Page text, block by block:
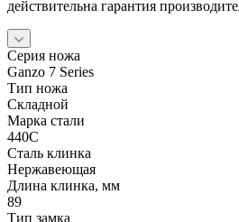
действительна гарантия
Серия ножа
Ganzo 7 Series
Тип ножа
Складной
Марка стали
440C
Сталь клинка
Нержавеющая
Длина клинка, мм
89
Тип замка